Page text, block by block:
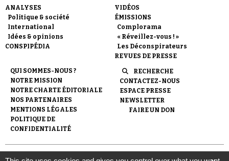
Faire un don
Demander à Vera
ANALYSES
Politique & société
International
Idées & opinions
CONSPIPÉDIA
VIDÉOS
ÉMISSIONS
Complorama
« Réveillez-vous ! »
Les Déconspirateurs
REVUES DE PRESSE
QUI SOMMES-NOUS ?
NOTRE MISSION
NOTRE CHARTE ÉDITORIALE
NOS PARTENAIRES
MENTIONS LÉGALES
POLITIQUE DE
CONFIDENTIALITÉ
RECHERCHE
CONTACTEZ-NOUS
ESPACE PRESSE
NEWSLETTER
FAIRE UN DON
© 2007- 2026 Conspiracy Watch | Une réalisation de